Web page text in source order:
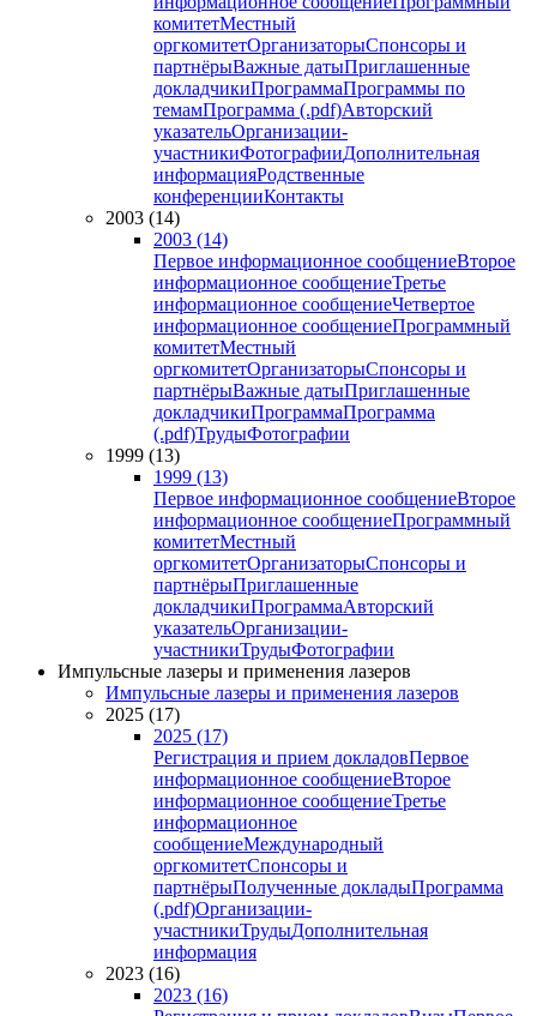
комитетМестный
оргкомитетОрганизаторыСпонсоры и
партнёрыВажные датыПриглашенные
докладчикиПрограммаПрограммы по
темамПрограмма (.pdf)Авторский
указательОрганизации-
участникиФотографииДополнительная
информацияРодственные
конференцииКонтакты
2003 (14)
2003 (14)
Первое информационное сообщениеВторое
информационное сообщениеТретье
информационное сообщениеЧетвертое
информационное сообщениеПрограммный
комитетМестный
оргкомитетОрганизаторыСпонсоры и
партнёрыВажные датыПриглашенные
докладчикиПрограммаПрограмма
(.pdf)ТрудыФотографии
1999 (13)
1999 (13)
Первое информационное сообщениеВторое
информационное сообщениеПрограммный
комитетМестный
оргкомитетОрганизаторыСпонсоры и
партнёрыПриглашенные
докладчикиПрограммаАвторский
указательОрганизации-
участникиТрудыФотографии
Импульсные лазеры и применения лазеров
Импульсные лазеры и применения лазеров
2025 (17)
2025 (17)
Регистрация и прием докладовПервое
информационное сообщениеВторое
информационное сообщениеТретье
информационное
сообщениеМеждународный
оргкомитетСпонсоры и
партнёрыПолученные докладыПрограмма
(.pdf)Организации-
участникиТрудыДополнительная
информация
2023 (16)
2023 (16)